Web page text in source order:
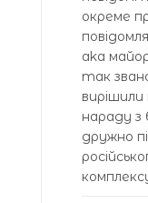
окреме
aka
так
нараду
дружно